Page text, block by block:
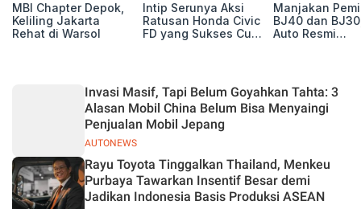
MBI Chapter Depok,
Keliling Jakarta
Rehat di Warsol
Intip Serunya Aksi
Ratusan Honda Civic
FD yang Sukses Curi
Manjakan
BJ40 dan
Auto Resmi
AUTONEWS
Invasi Masif, Tapi Belum Goyahkan Tahta: 3
Alasan Mobil China Belum Bisa Menyaingi
Penjualan Mobil Jepang
Rayu Toyota Tinggalkan Thailand, Menkeu
Purbaya Tawarkan Insentif Besar demi
Jadikan Indonesia Basis Produksi ASEAN